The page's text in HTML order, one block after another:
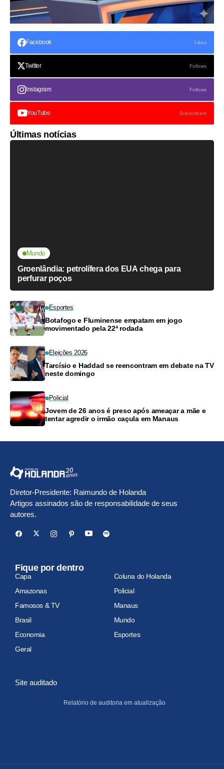
Facebook Likes
Twitter Follows
Instagram Follows
YouTube Subscribers
Últimas notícias
Mundo
Groenlândia: petrolífera dos EUA chega para
perfurar poços
Esportes
Botafogo e Fluminense empatam em jogo
movimentado pela 22ª rodada
Eleições 2026
Tarcísio e Haddad se reencontram em debate na TV
neste domingo
Policial
Jovem de 26 anos é preso após ameaçar a mãe e
tentar agredir o irmão caçula em Manaus
Diretor-Presidente: Raimundo de Holanda
Artigos assinados são de responsabilidade de seus
autores.
Fique por dentro
Capa
Coluna do Holanda
Amazonas
Policial
Famosos & TV
Manaus
Brasil
Mundo
Economia
Esportes
Geral
Site auditado
Relatório de auditoria em atualização